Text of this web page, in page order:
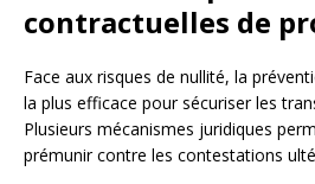
contractuelles de
Face aux risques de nullité, la
la plus efficace pour sécuriser les
Plusieurs mécanismes juridiques
prémunir contre les contestations